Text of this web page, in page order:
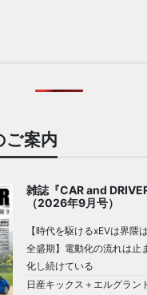
ご案内
雑誌『CAR and DRIVER
（2026年9月号）
【時代を駆けるxEVは界隈
全盛期】電動化の流れは止
化し続けている
日産キックス＋エルグラン